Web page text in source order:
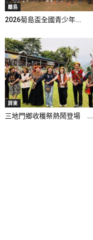
離島
2026菊島盃全國青少年...
屏東
三地門鄉收穫祭熱鬧登場 ...